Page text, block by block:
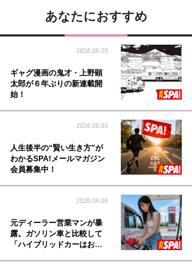
あなたにおすすめ
2026.06.05
ギャグ漫画の鬼才・上野顕
太郎が６年ぶりの新連載開
始！
2026.06.03
人生後半の“賢い生き方”が
わかるSPA!メールマガジン
会員募集中！
2026.06.06
元ディーラー営業マンが暴
露。ガソリン車と比較して
「ハイブリッドカーはお…